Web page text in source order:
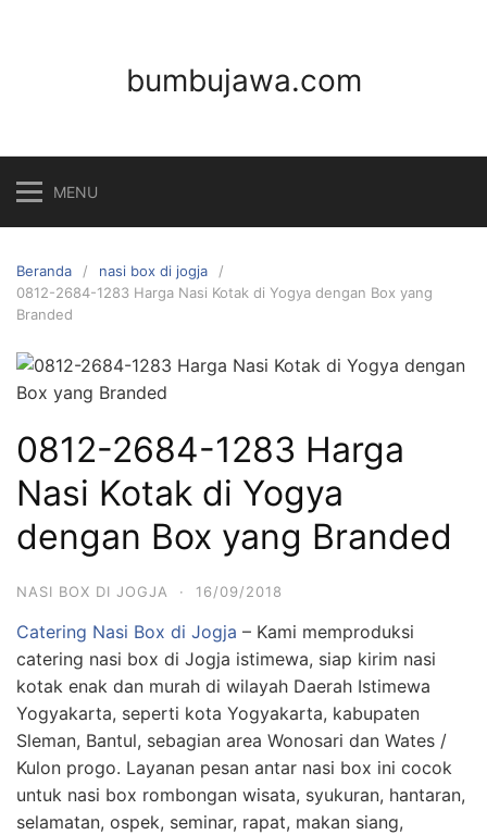
bumbujawa.com
MENU
Beranda
nasi box di jogja
0812-2684-1283 Harga Nasi Kotak di Yogya dengan Box yang
Branded
0812-2684-1283 Harga
Nasi Kotak di Yogya
dengan Box yang Branded
NASI BOX DI JOGJA · 16/09/2018
Catering Nasi Box di Jogja – Kami memproduksi
catering nasi box di Jogja istimewa, siap kirim nasi
kotak enak dan murah di wilayah Daerah Istimewa
Yogyakarta, seperti kota Yogyakarta, kabupaten
Sleman, Bantul, sebagian area Wonosari dan Wates /
Kulon progo. Layanan pesan antar nasi box ini cocok
untuk nasi box rombongan wisata, syukuran, hantaran,
selamatan, ospek, seminar, rapat, makan siang,